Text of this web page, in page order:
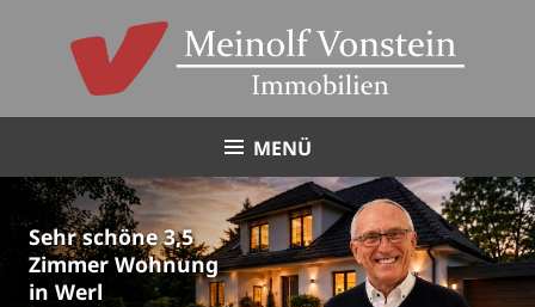
MENÜ
Sehr schöne 3,5
Zimmer Wohnung
in Werl